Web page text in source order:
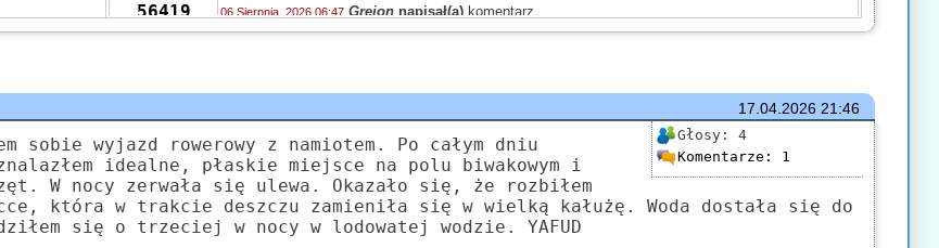
56419 06 Sierpnia, 2026 06:47 Grejon napisał(a) komentarz
56431 05 Sierpnia, 2026 16:49 kurgannapisał(a)komentarz
56465 SUHHnapisał(a)komentarz
56451 PKRVnapisał(a)komentarz
56465 05 Sierpnia, 2026 10:25 VQHK napisał(a)komentarz
56465 05 Sierpnia, 2026 08:55 zdziwionynapisał(a)komentarz
56406 04 Sierpnia, 2026 23:36 zdziwiony napisał(a)komentarz
56431 04 Sierpnia, 2026 15:23 chen napisał(a)komentarz
17.04.202621:46
Głosy: 4
Komentarze: 1
sobie wyjazd rowerowy z namiotem. Po całym dniu
znalazłem idealne, płaskie miejsce na polu biwakowym i
W nocy zerwała się ulewa. Okazało się, że rozbiłem
która w trakcie deszczu zamieniła się w wielką kałużę. Woda dostała się do
się o trzeciej w nocy w lodowatej wodzie. YAFUD